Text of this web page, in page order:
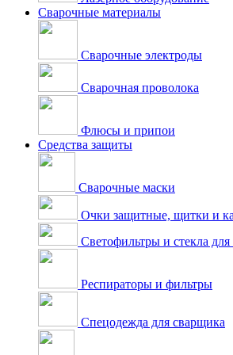
Сварочные материалы
Сварочные электроды
Сварочная проволока
Флюсы и припои
Средства защиты
Сварочные маски
Очки защитные, щитки и
Светофильтры и стекла
Респираторы и фильтры
Спецодежда для сварщика